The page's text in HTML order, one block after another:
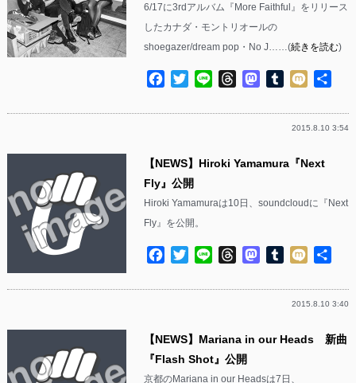
6/17に3rdアルバム『More Faithful』をリリース
したカナダ・モントリオールの
shoegazer/dream pop・No J……(続きを読む)
Facebook
TwitterLine ThreadsMastodon
Tumblr
Mixi
2015.8.10 3:54
【NEWS】Hiroki Yamamura『Next
Fly』公開
Hiroki Yamamuraは10日、soundcloudに『Next
Fly』を公開。
Facebook
TwitterLine ThreadsMastodon
Tumblr
Mixi
2015.8.10 3:40
【NEWS】Mariana in our Heads 新曲
『Flash Shot』公開
京都のMariana in our Headsは7日、